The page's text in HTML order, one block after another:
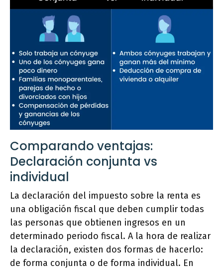
Comparando ventajas:
Declaración conjunta vs
individual
La declaración del impuesto sobre la renta es
una obligación fiscal que deben cumplir todas
las personas que obtienen ingresos en un
determinado periodo fiscal. A la hora de realizar
la declaración, existen dos formas de hacerlo:
de forma conjunta o de forma individual. En